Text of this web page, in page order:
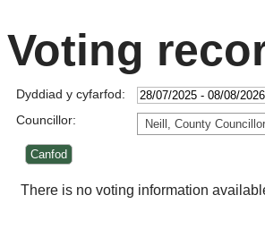
Voting
Dyddiad y cyfarfod:
Councillor:
Neill, County
There is no voting information